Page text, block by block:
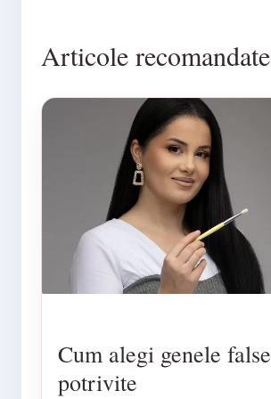
Articole recomandate
Cum alegi genele false
potrivite